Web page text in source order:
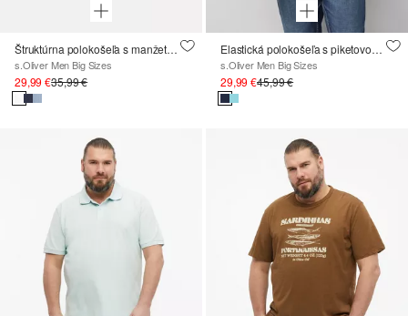
Štruktúrna polokošeľa s manžetami
s.Oliver Men Big Sizes
29,99 €35,99 €
Elastická polokošeľa s piketovou štruktúrou
s.Oliver Men Big Sizes
29,99 €45,99 €